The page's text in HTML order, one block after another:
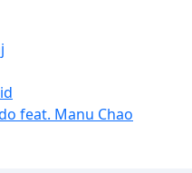
feat. Manu Chao